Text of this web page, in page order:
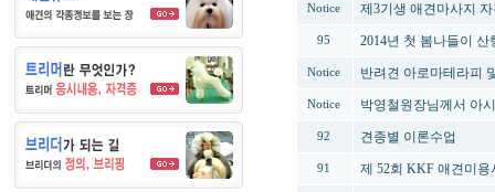
Notice 제3기생 애견마사지
95 2014년 첫 봄나들이 산
Notice 반려견 아로마테라피
Notice 박영철원장님께서 아
92 견종별 이론수업
91 제 52회 KKF 애견미